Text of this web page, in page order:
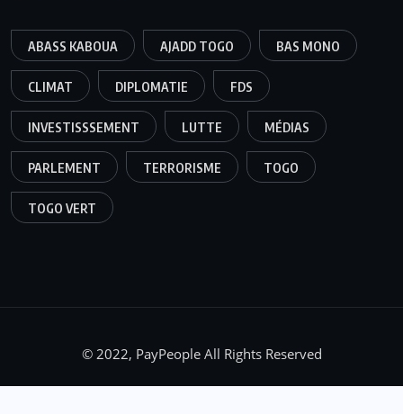
ABASS KABOUA AJADD TOGO BAS MONO
CLIMAT DIPLOMATIE FDS
INVESTISSSEMENT LUTTE MÉDIAS
PARLEMENT TERRORISME TOGO
TOGO VERT
© 2022, PayPeople All Rights Reserved